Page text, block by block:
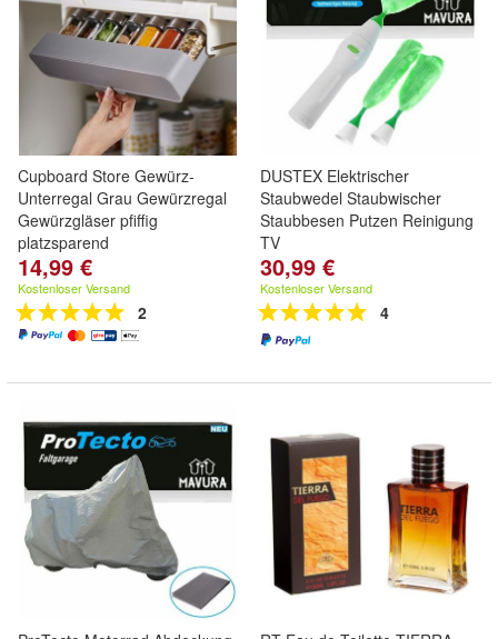
Cupboard Store Gewürz-
Unterregal Grau Gewürzregal
Gewürzgläser pfiffig
platzsparend
14,99 €
Kostenloser Versand
2
DUSTEX Elektrischer
Staubwedel Staubwischer
Staubbesen Putzen Reinigung
TV
30,99 €
Kostenloser Versand
4